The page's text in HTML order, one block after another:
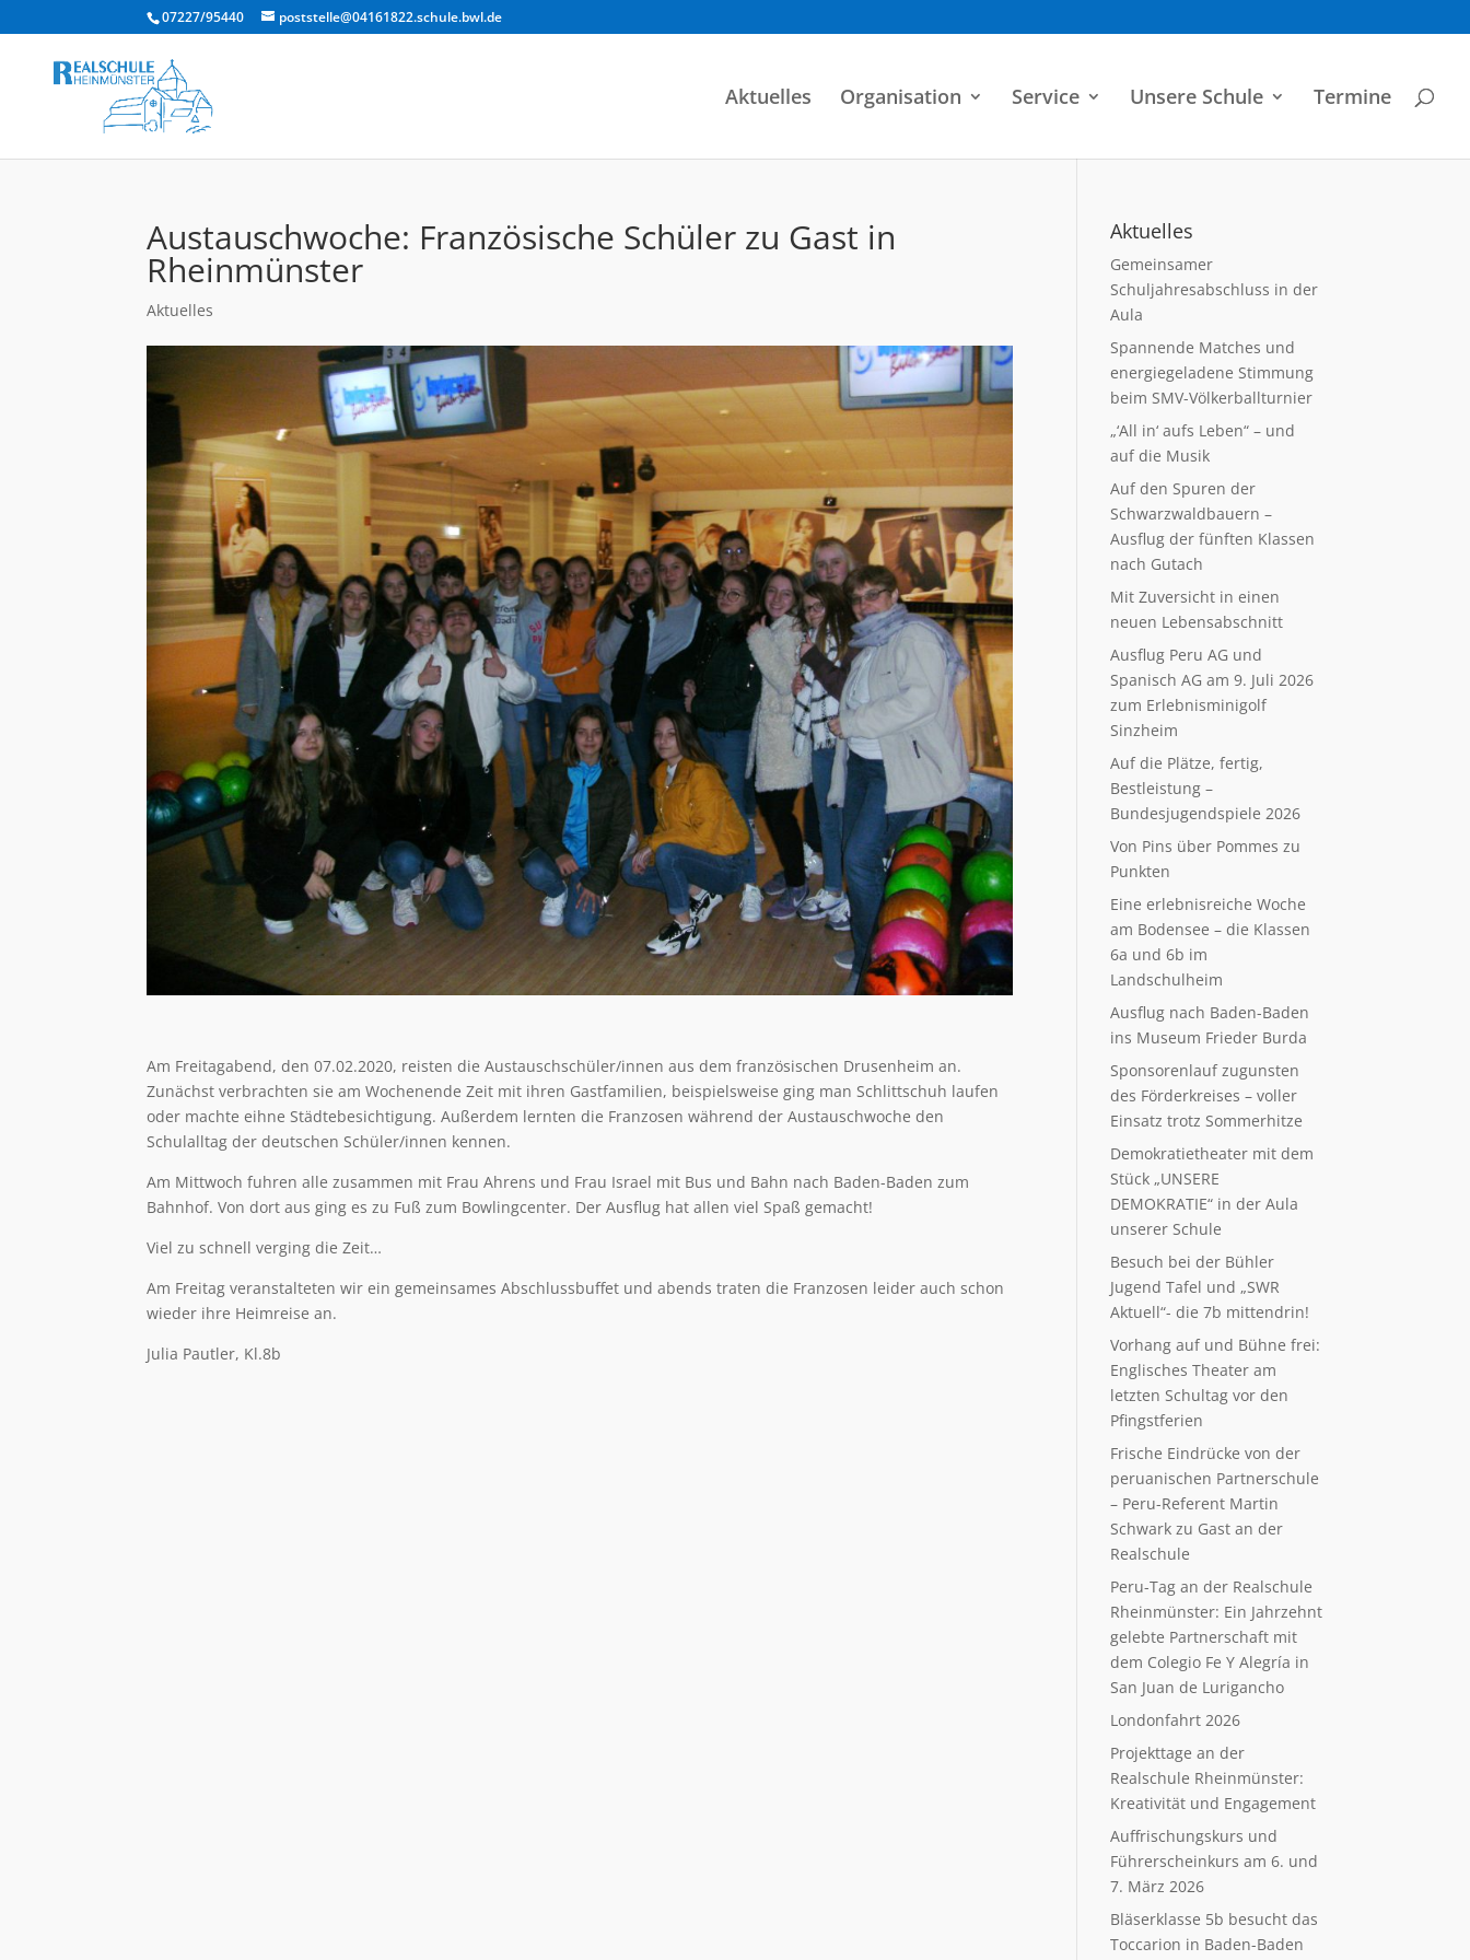
07227/95440 poststelle@04161822.schule.bwl.de
Aktuelles Organisation Service Unsere Schule Termine
Austauschwoche: Französische Schüler zu Gast in
Rheinmünster
Aktuelles
Am Freitagabend, den 07.02.2020, reisten die Austauschschüler/innen aus dem französischen Drusenheim an.
Zunächst verbrachten sie am Wochenende Zeit mit ihren Gastfamilien, beispielsweise ging man Schlittschuh laufen
oder machte eihne Städtebesichtigung. Außerdem lernten die Franzosen während der Austauschwoche den
Schulalltag der deutschen Schüler/innen kennen.
Am Mittwoch fuhren alle zusammen mit Frau Ahrens und Frau Israel mit Bus und Bahn nach Baden-Baden zum
Bahnhof. Von dort aus ging es zu Fuß zum Bowlingcenter. Der Ausflug hat allen viel Spaß gemacht!
Viel zu schnell verging die Zeit…
Am Freitag veranstalteten wir ein gemeinsames Abschlussbuffet und abends traten die Franzosen leider auch schon
wieder ihre Heimreise an.
Julia Pautler, Kl.8b
Aktuelles
Gemeinsamer
Schuljahresabschluss in der
Aula
Spannende Matches und
energiegeladene Stimmung
beim SMV-Völkerballturnier
„‘All in‘ aufs Leben“ – und
auf die Musik
Auf den Spuren der
Schwarzwaldbauern –
Ausflug der fünften Klassen
nach Gutach
Mit Zuversicht in einen
neuen Lebensabschnitt
Ausflug Peru AG und
Spanisch AG am 9. Juli 2026
zum Erlebnisminigolf
Sinzheim
Auf die Plätze, fertig,
Bestleistung –
Bundesjugendspiele 2026
Von Pins über Pommes zu
Punkten
Eine erlebnisreiche Woche
am Bodensee – die Klassen
6a und 6b im
Landschulheim
Ausflug nach Baden-Baden
ins Museum Frieder Burda
Sponsorenlauf zugunsten
des Förderkreises – voller
Einsatz trotz Sommerhitze
Demokratietheater mit dem
Stück „UNSERE
DEMOKRATIE“ in der Aula
unserer Schule
Besuch bei der Bühler
Jugend Tafel und „SWR
Aktuell“- die 7b mittendrin!
Vorhang auf und Bühne frei:
Englisches Theater am
letzten Schultag vor den
Pfingstferien
Frische Eindrücke von der
peruanischen Partnerschule
– Peru-Referent Martin
Schwark zu Gast an der
Realschule
Peru-Tag an der Realschule
Rheinmünster: Ein Jahrzehnt
gelebte Partnerschaft mit
dem Colegio Fe Y Alegría in
San Juan de Lurigancho
Londonfahrt 2026
Projekttage an der
Realschule Rheinmünster:
Kreativität und Engagement
Auffrischungskurs und
Führerscheinkurs am 6. und
7. März 2026
Bläserklasse 5b besucht das
Toccarion in Baden-Baden